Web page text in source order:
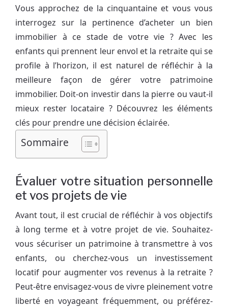
Vous approchez de la cinquantaine et vous vous
interrogez sur la pertinence d’acheter un bien
immobilier à ce stade de votre vie ? Avec les
enfants qui prennent leur envol et la retraite qui se
profile à l’horizon, il est naturel de réfléchir à la
meilleure façon de gérer votre patrimoine
immobilier. Doit-on investir dans la pierre ou vaut-il
mieux rester locataire ? Découvrez les éléments
clés pour prendre une décision éclairée.
Sommaire
Évaluer votre situation personnelle
et vos projets de vie
Avant tout, il est crucial de réfléchir à vos objectifs
à long terme et à votre projet de vie. Souhaitez-
vous sécuriser un patrimoine à transmettre à vos
enfants, ou cherchez-vous un investissement
locatif pour augmenter vos revenus à la retraite ?
Peut-être envisagez-vous de vivre pleinement votre
liberté en voyageant fréquemment, ou préférez-